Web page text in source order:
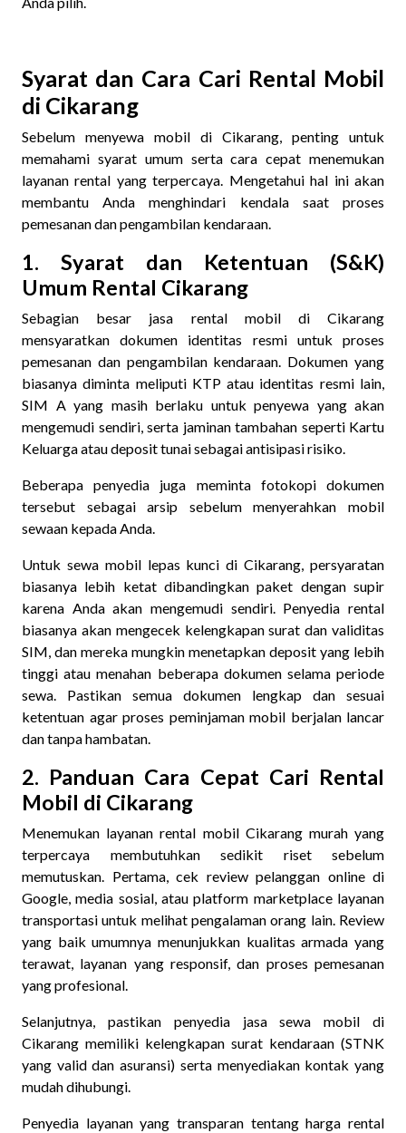
Syarat dan Cara Cari Rental Mobil
di Cikarang
Sebelum menyewa mobil di Cikarang, penting untuk
memahami syarat umum serta cara cepat menemukan
layanan rental yang terpercaya. Mengetahui hal ini akan
membantu Anda menghindari kendala saat proses
pemesanan dan pengambilan kendaraan.
1. Syarat dan Ketentuan (S&K)
Umum Rental Cikarang
Sebagian besar jasa rental mobil di Cikarang
mensyaratkan dokumen identitas resmi untuk proses
pemesanan dan pengambilan kendaraan. Dokumen yang
biasanya diminta meliputi KTP atau identitas resmi lain,
SIM A yang masih berlaku untuk penyewa yang akan
mengemudi sendiri, serta jaminan tambahan seperti Kartu
Keluarga atau deposit tunai sebagai antisipasi risiko.
Beberapa penyedia juga meminta fotokopi dokumen
tersebut sebagai arsip sebelum menyerahkan mobil
sewaan kepada Anda.
Untuk sewa mobil lepas kunci di Cikarang, persyaratan
biasanya lebih ketat dibandingkan paket dengan supir
karena Anda akan mengemudi sendiri. Penyedia rental
biasanya akan mengecek kelengkapan surat dan validitas
SIM, dan mereka mungkin menetapkan deposit yang lebih
tinggi atau menahan beberapa dokumen selama periode
sewa. Pastikan semua dokumen lengkap dan sesuai
ketentuan agar proses peminjaman mobil berjalan lancar
dan tanpa hambatan.
2. Panduan Cara Cepat Cari Rental
Mobil di Cikarang
Menemukan layanan rental mobil Cikarang murah yang
terpercaya membutuhkan sedikit riset sebelum
memutuskan. Pertama, cek review pelanggan online di
Google, media sosial, atau platform marketplace layanan
transportasi untuk melihat pengalaman orang lain. Review
yang baik umumnya menunjukkan kualitas armada yang
terawat, layanan yang responsif, dan proses pemesanan
yang profesional.
Selanjutnya, pastikan penyedia jasa sewa mobil di
Cikarang memiliki kelengkapan surat kendaraan (STNK
yang valid dan asuransi) serta menyediakan kontak yang
mudah dihubungi.
Penyedia layanan yang transparan tentang harga rental